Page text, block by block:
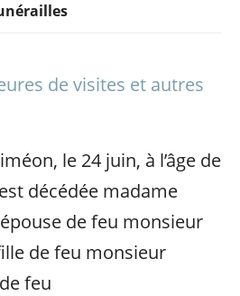
de visites et autres
le 24 juin, à l’âge de
décédée madame
de feu monsieur
de feu monsieur
feu